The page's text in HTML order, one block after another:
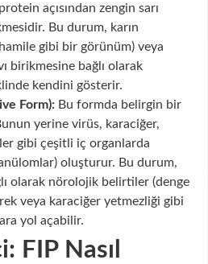
açısından zengin sarı
Bu durum, karın
gibi bir görünüm) veya
birikmesine bağlı olarak
kendini gösterir.
Form):Bu formda belirgin bir
yerine virüs, karaciğer,
gibi çeşitli iç organlarda
oluşturur. Bu durum,
olarak nörolojik belirtiler (denge
veya karaciğer yetmezliği gibi
yol açabilir.
FIP Nasıl